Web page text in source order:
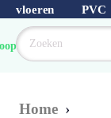
vloeren
PVC
van
Home ›